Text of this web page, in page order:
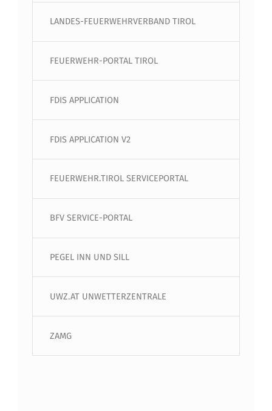
LANDES-FEUERWEHRVERBAND TIROL
FEUERWEHR-PORTAL TIROL
FDIS APPLICATION
FDIS APPLICATION V2
FEUERWEHR.TIROL SERVICEPORTAL
BFV SERVICE-PORTAL
PEGEL INN UND SILL
UWZ.AT UNWETTERZENTRALE
ZAMG